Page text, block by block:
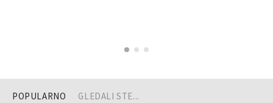
POPULARNO GLEDALI STE...